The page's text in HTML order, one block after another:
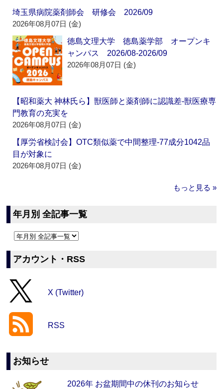
埼玉県病院薬剤師会 研修会 2026/09
2026年08月07日 (金)
徳島文理大学 徳島薬学部 オープンキ
ャンパス 2026/08-2026/09
2026年08月07日 (金)
【昭和薬大 神林氏ら】獣医師と薬剤師に認識差‐獣医療専
門教育の充実を
2026年08月07日 (金)
【厚労省検討会】OTC類似薬で中間整理‐77成分1042品
目が対象に
2026年08月07日 (金)
もっと見る »
年月別 全記事一覧
アカウント・RSS
X (Twitter)
RSS
お知らせ
2026年 お盆期間中の休刊のお知らせ